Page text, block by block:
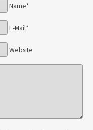
Name*
E-Mail*
Website